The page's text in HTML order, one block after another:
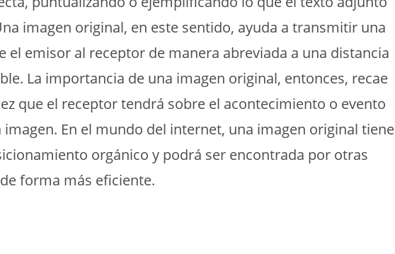
imagen original, en este sentido, ayuda a transmitir una
el emisor al receptor de manera abreviada a una distancia
La importancia de una imagen original, entonces, recae
que el receptor tendrá sobre el acontecimiento o evento
imagen. En el mundo del internet, una imagen original tiene
orgánico y podrá ser encontrada por otras
forma más eficiente.